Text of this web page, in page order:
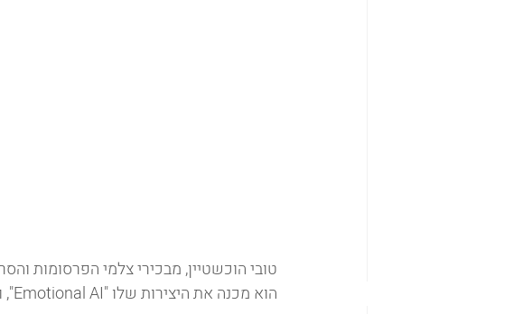
הוא מכנה את היצירות שלו "Emotional AI", ומביא לעולם הדיגיטלי ויזואליה מדויקת ומרגשת.